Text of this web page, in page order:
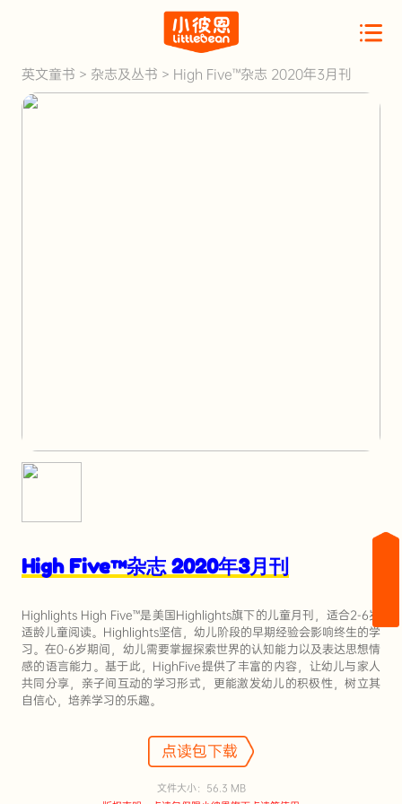
英文童书 > 杂志及丛书 > High Five™杂志 2020年3月刊
High Five™杂志 2020年3月刊
Highlights High Five™是美国Highlights旗下的儿童月刊，适合2-6岁
适龄儿童阅读。Highlights坚信，幼儿阶段的早期经验会影响终生的学
习。在0-6岁期间，幼儿需要掌握探索世界的认知能力以及表达思想情
感的语言能力。基于此，HighFive提供了丰富的内容，让幼儿与家人
共同分享，亲子间互动的学习形式，更能激发幼儿的积极性，树立其
自信心，培养学习的乐趣。
点读包下载
文件大小：56.3 MB